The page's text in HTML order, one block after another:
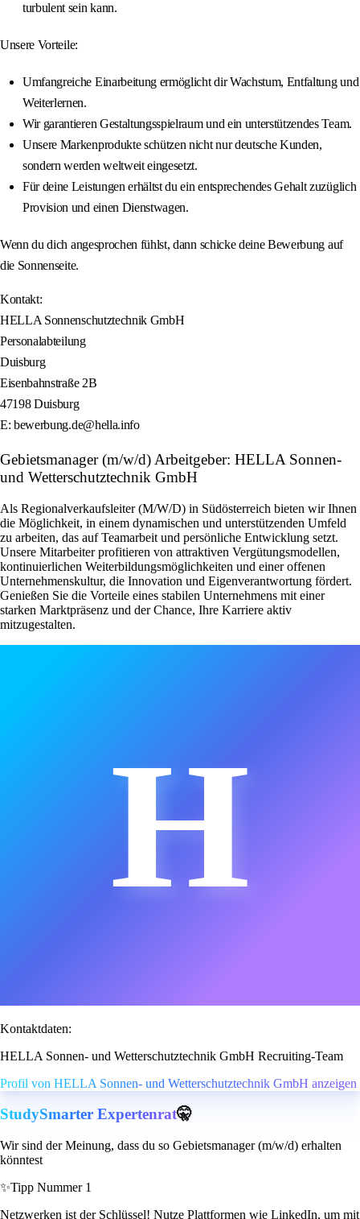
turbulent sein kann.
Unsere Vorteile:
Umfangreiche Einarbeitung ermöglicht dir Wachstum, Entfaltung und
Weiterlernen.
Wir garantieren Gestaltungsspielraum und ein unterstützendes Team.
Unsere Markenprodukte schützen nicht nur deutsche Kunden,
sondern werden weltweit eingesetzt.
Für deine Leistungen erhältst du ein entsprechendes Gehalt zuzüglich
Provision und einen Dienstwagen.
Wenn du dich angesprochen fühlst, dann schicke deine Bewerbung auf
die Sonnenseite.
Kontakt:
HELLA Sonnenschutztechnik GmbH
Personalabteilung
Duisburg
Eisenbahnstraße 2B
47198 Duisburg
E: bewerbung.de@hella.info
Gebietsmanager (m/w/d) Arbeitgeber: HELLA Sonnen-
und Wetterschutztechnik GmbH
Als Regionalverkaufsleiter (M/W/D) in Südösterreich bieten wir Ihnen
die Möglichkeit, in einem dynamischen und unterstützenden Umfeld
zu arbeiten, das auf Teamarbeit und persönliche Entwicklung setzt.
Unsere Mitarbeiter profitieren von attraktiven Vergütungsmodellen,
kontinuierlichen Weiterbildungsmöglichkeiten und einer offenen
Unternehmenskultur, die Innovation und Eigenverantwortung fördert.
Genießen Sie die Vorteile eines stabilen Unternehmens mit einer
starken Marktpräsenz und der Chance, Ihre Karriere aktiv
mitzugestalten.
H
Kontaktdaten:
HELLA Sonnen- und Wetterschutztechnik GmbH Recruiting-Team
Profil von HELLA Sonnen- und Wetterschutztechnik GmbH anzeigen
StudySmarter Expertenrat🤫
Wir sind der Meinung, dass du so Gebietsmanager (m/w/d) erhalten
könntest
✨Tipp Nummer 1
Netzwerken ist der Schlüssel! Nutze Plattformen wie LinkedIn, um mit